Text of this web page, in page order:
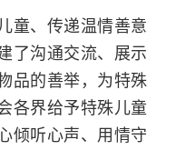
童、传递温情善意
了沟通交流、展示
品的善举，为特殊
各界给予特殊儿童
倾听心声、用情守